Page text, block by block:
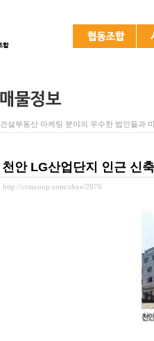
건설부동산 마케팅 분야의 우수한 법인들과
천안 LG산업단지 인근 신
http://crmcoop.com/zbxe/2076